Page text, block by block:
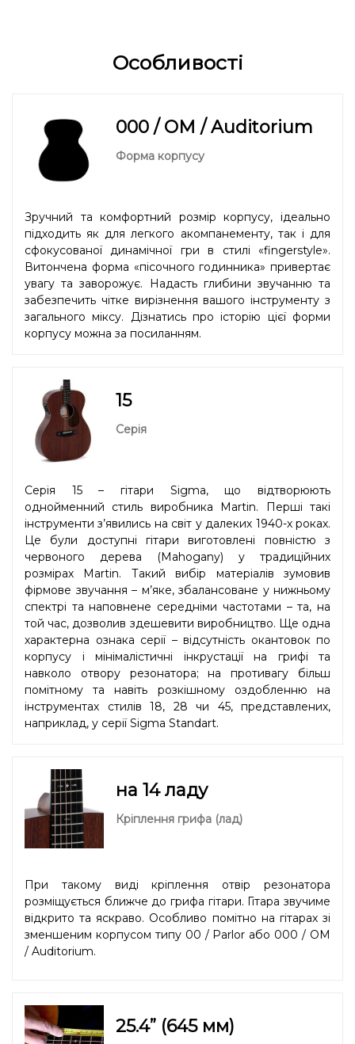
Особливості
000 / OM / Auditorium
Форма корпусу
Зручний та комфортний розмір корпусу, ідеально
підходить як для легкого акомпанементу, так і для
сфокусованої динамічної гри в стилі «fingerstyle».
Витончена форма «пісочного годинника» привертає
увагу та заворожує. Надасть глибини звучанню та
забезпечить чітке вирізнення вашого інструменту з
загального міксу. Дізнатись про історію цієї форми
корпусу можна за посиланням.
15
Серія
Серія 15 – гітари Sigma, що відтворюють
однойменний стиль виробника Martin. Перші такі
інструменти з’явились на світ у далеких 1940-х роках.
Це були доступні гітари виготовлені повністю з
червоного дерева (Mahogany) у традиційних
розмірах Martin. Такий вибір матеріалів зумовив
фірмове звучання – м’яке, збалансоване у нижньому
спектрі та наповнене середніми частотами – та, на
той час, дозволив здешевити виробництво. Ще одна
характерна ознака серії – відсутність окантовок по
корпусу і мінімалістичні інкрустації на грифі та
навколо отвору резонатора; на противагу більш
помітному та навіть розкішному оздобленню на
інструментах стилів 18, 28 чи 45, представлених,
наприклад, у серії Sigma Standart.
на 14 ладу
Кріплення грифа (лад)
При такому виді кріплення отвір резонатора
розміщується ближче до грифа гітари. Гітара звучиме
відкрито та яскраво. Особливо помітно на гітарах зі
зменшеним корпусом типу 00 / Parlor або 000 / OM
/ Auditorium.
25.4” (645 мм)